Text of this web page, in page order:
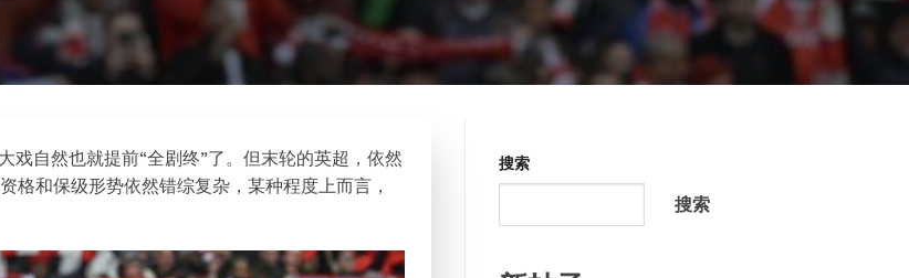
戏自然也就提前“全剧终”了。但末轮的英超，依然
格和保级形势依然错综复杂，某种程度上而言，
搜索
搜索